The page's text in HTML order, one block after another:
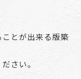
とが出来る版築
さい。